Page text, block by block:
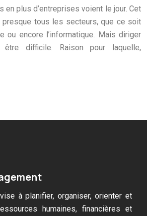
en plus d’entreprises voient le jour. Cet
presque tous les secteurs, que ce soit
ou encore l’informatique. Mais diriger
difficile. Raison pour laquelle,
à planifier, organiser, orienter et
humaines, financières et